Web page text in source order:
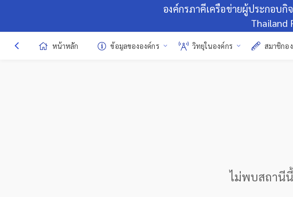
หน้าหลัก ข้อมูลขององค์กร วิทยุในองค์กร สมาชิกอ
องค์กรภาคีเครือข่ายผู้ประกอบกิ
Thailand
ไม่พบสถานี